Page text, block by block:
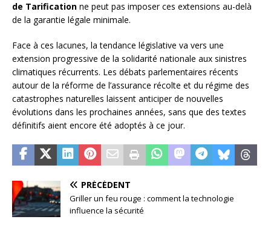
de Tarification ne peut pas imposer ces extensions au-delà
de la garantie légale minimale.
Face à ces lacunes, la tendance législative va vers une
extension progressive de la solidarité nationale aux sinistres
climatiques récurrents. Les débats parlementaires récents
autour de la réforme de l’assurance récolte et du régime des
catastrophes naturelles laissent anticiper de nouvelles
évolutions dans les prochaines années, sans que des textes
définitifs aient encore été adoptés à ce jour.
PRÉCÉDENT
Griller un feu rouge : comment la technologie
influence la sécurité